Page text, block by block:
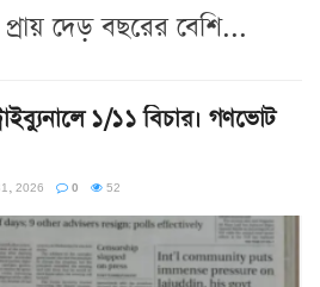
দেড় বছরের বেশি...
১/১১ বিচার। গণভোট
2026 0 52